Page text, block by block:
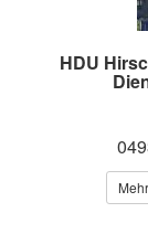
HDU